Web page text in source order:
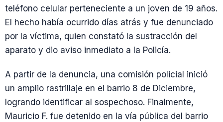
teléfono celular perteneciente a un joven de 19 años.
El hecho había ocurrido días atrás y fue denunciado
por la víctima, quien constató la sustracción del
aparato y dio aviso inmediato a la Policía.
A partir de la denuncia, una comisión policial inició
un amplio rastrillaje en el barrio 8 de Diciembre,
logrando identificar al sospechoso. Finalmente,
Mauricio F. fue detenido en la vía pública del barrio